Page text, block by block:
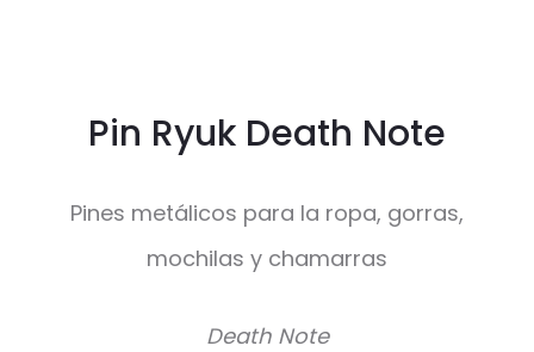
Pin Ryuk Death Note
Pines metálicos para la ropa, gorras,
mochilas y chamarras
Death Note